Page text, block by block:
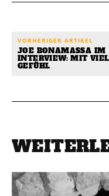
VORHERIGER ARTIKEL
JOE BONAMASSA IM
INTERVIEW: MIT VIEL
GEFÜHL